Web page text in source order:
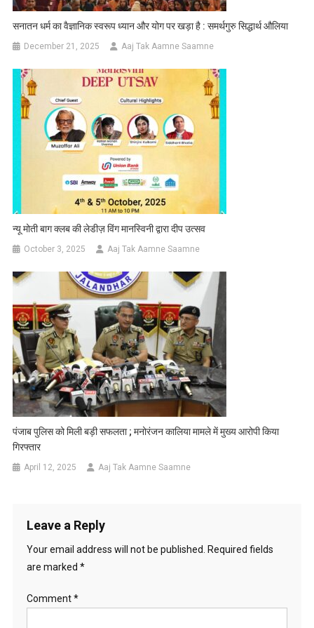
सनातन धर्म का वैज्ञानिक स्वरूप ध्यान और योग पर खड़ा है : समर्थगुरु सिद्धार्थ औलिया
December 21, 2025 Aaj Tak Aamne Saamne
न्यू मोती बाग क्लब की लेडीज़ विंग मानस्विनी द्वारा दीप उत्सव
October 3, 2025 Aaj Tak Aamne Saamne
पंजाब पुलिस को मिली बड़ी सफलता ; मनोरंजन कालिया मामले में मुख्य आरोपी किया
गिरफ्तार
April 12, 2025 Aaj Tak Aamne Saamne
Leave a Reply
Your email address will not be published. Required fields
are marked *
Comment*